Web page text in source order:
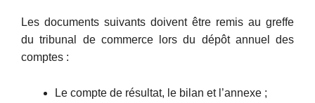
Les documents suivants doivent être remis au greffe
du tribunal de commerce lors du dépôt annuel des
comptes :
Le compte de résultat, le bilan et l’annexe ;